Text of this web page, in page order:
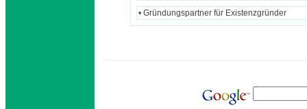
• Gründungspartner für Existenzgründer